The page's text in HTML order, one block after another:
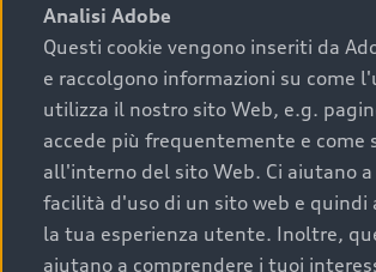
chilometraggio: un valore
uno stato migliore del veicolo e a
durata nel tempo;
cronologia dei tagliandi: una
completa della vettura certifica una
costante e accurata;
condizioni della carrozzeria e degli
Analisi Adobe
Questi cookie vengono inseriti da
e raccolgono informazioni su come
utilizza il nostro sito Web, e.g.
accede più frequentemente e come
all'interno del sito Web. Ci aiutano
facilità d'uso di un sito web e quindi
la tua esperienza utente. Inoltre,
aiutano a comprendere i tuoi